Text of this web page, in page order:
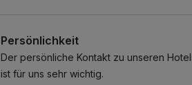
Persönlichkeit
Der persönliche Kontakt zu unseren
ist für uns sehr wichtig.